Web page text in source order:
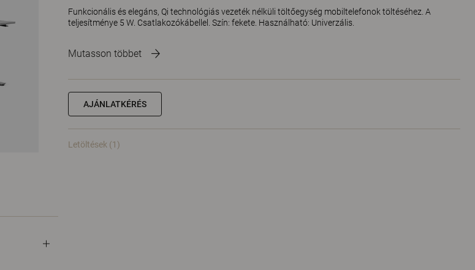
Funkcionális és elegáns, Qi technológiás vezeték nélküli töltőegység mobiltelefonok töltéséhez. A
teljesítménye 5 W. Csatlakozókábellel. Szín: fekete. Használható: Univerzális.
Mutasson többet
AJÁNLATKÉRÉS
Letöltések (1)